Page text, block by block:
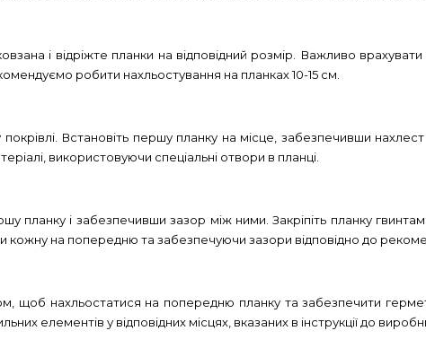
і відріжте планки на відповідний розмір. Важливо
робити нахльостування на планках 10-15 см.
Встановіть першу планку на місце, забезпечивши
використовуючи спеціальні отвори в планці.
планку і забезпечивши зазор між ними. Закріпіть планку
на попередню та забезпечуючи зазори відповідно до
щоб нахльостатися на попередню планку та забезпечити
елементів у відповідних місцях, вказаних в інструкції до